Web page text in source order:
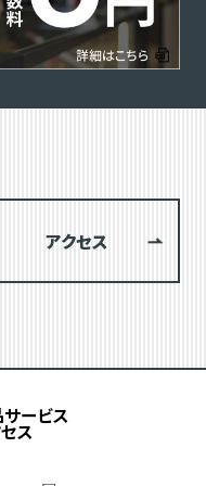
アクセス
サービス
ス